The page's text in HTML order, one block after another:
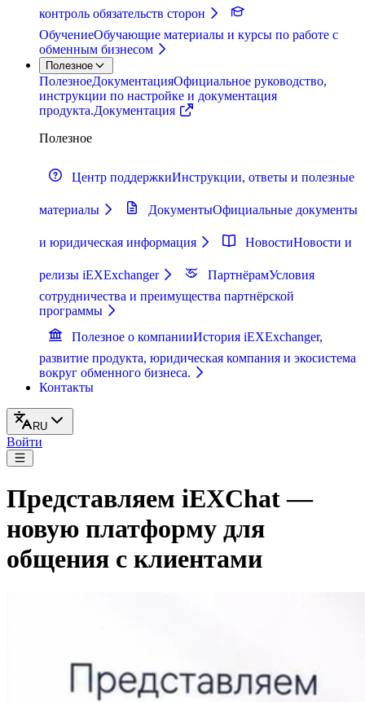
контроль обязательств сторон
ОбучениеОбучающие материалы и курсы по работе с
обменным бизнесом
Полезное
ПолезноеДокументацияОфициальное руководство,
инструкции по настройке и документация
продукта.Документация
Полезное
Центр поддержкиИнструкции, ответы и полезные
материалы ДокументыОфициальные документы
и юридическая информация НовостиНовости и
релизы iEXExchanger ПартнёрамУсловия
сотрудничества и преимущества партнёрской
программы
Полезное о компанииИстория iEXExchanger,
развитие продукта, юридическая компания и экосистема
вокруг обменного бизнеса.
Контакты
RU
Войти
Представляем iEXChat —
новую платформу для
общения с клиентами